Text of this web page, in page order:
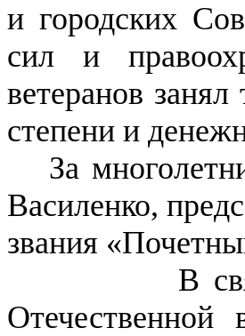
и городских
сил и
ветеранов
степени и
За
Василенко,
звания
В связи с
Отечественной